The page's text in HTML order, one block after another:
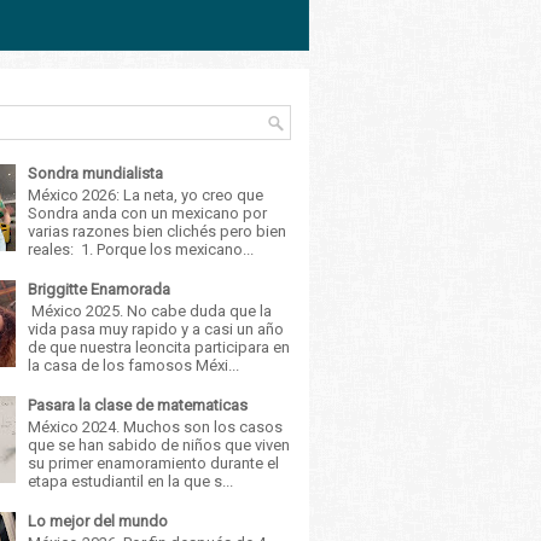
Sondra mundialista
México 2026: La neta, yo creo que
Sondra anda con un mexicano por
varias razones bien clichés pero bien
reales: 1. Porque los mexicano...
Briggitte Enamorada
México 2025. No cabe duda que la
vida pasa muy rapido y a casi un año
de que nuestra leoncita participara en
la casa de los famosos Méxi...
Pasara la clase de matematicas
México 2024. Muchos son los casos
que se han sabido de niños que viven
su primer enamoramiento durante el
etapa estudiantil en la que s...
Lo mejor del mundo